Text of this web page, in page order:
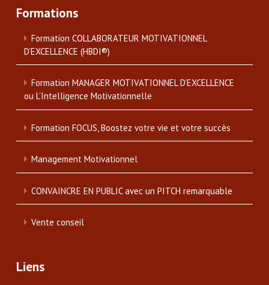
Formations
Formation COLLABORATEUR MOTIVATIONNEL
D’EXCELLENCE (HBDI®)
Formation MANAGER MOTIVATIONNEL D’EXCELLENCE
ou L’Intelligence Motivationnelle
Formation FOCUS, Boostez votre vie et votre succès
Management Motivationnel
CONVAINCRE EN PUBLIC avec un PITCH remarquable
Vente conseil
Liens